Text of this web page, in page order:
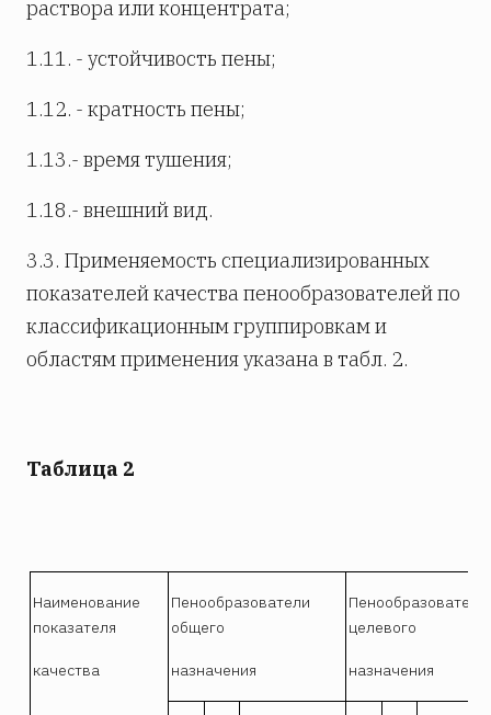
раствора или концентрата;
1.11. - устойчивость пены;
1.12. - кратность пены;
1.13.- время тушения;
1.18.- внешний вид.
3.3. Применяемость специализированных
показателей качества пенообразователей по
классификационным группировкам и
областям применения указана в табл. 2.
Таблица 2
Наименование
показателя
качества
Пенообразователи
общего
назначения
Пенообразователи
целевого
назначения